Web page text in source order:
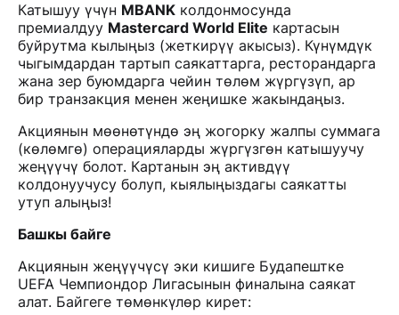
Катышуу үчүн MBANK колдонмосунда
премиалдуу Mastercard World Elite картасын
буйрутма кылыңыз (жеткирүү акысыз). Күнүмдүк
чыгымдардан тартып саякаттарга, ресторандарга
жана зер буюмдарга чейин төлөм жүргүзүп, ар
бир транзакция менен жеңишке жакындаңыз.
Акциянын мөөнөтүндө эң жогорку жалпы суммага
(көлөмгө) операцияларды жүргүзгөн катышуучу
жеңүүчү болот. Картанын эң активдүү
колдонуучусу болуп, кыялыңыздагы саякатты
утуп алыңыз!
Башкы байге
Акциянын жеңүүчүсү эки кишиге Будапештке
UEFA Чемпиондор Лигасынын финалына саякат
алат. Байгеге төмөнкүлөр кирет: